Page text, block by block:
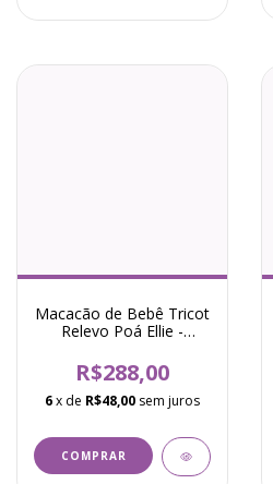
Macacão de Bebê Tricot
Relevo Poá Ellie -
R$288,00
6x de R$48,00 sem juros
COMPRAR